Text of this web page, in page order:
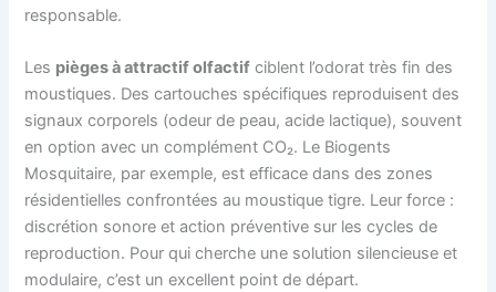
responsable.
Les pièges à attractif olfactif ciblent l’odorat très fin des
moustiques. Des cartouches spécifiques reproduisent des
signaux corporels (odeur de peau, acide lactique), souvent
en option avec un complément CO₂. Le Biogents
Mosquitaire, par exemple, est efficace dans des zones
résidentielles confrontées au moustique tigre. Leur force :
discrétion sonore et action préventive sur les cycles de
reproduction. Pour qui cherche une solution silencieuse et
modulaire, c’est un excellent point de départ.